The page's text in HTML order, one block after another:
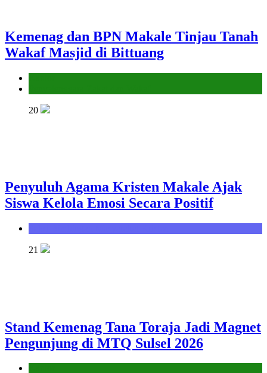
Kemenag dan BPN Makale Tinjau Tanah
Wakaf Masjid di Bittuang
20
Penyuluh Agama Kristen Makale Ajak
Siswa Kelola Emosi Secara Positif
21
Stand Kemenag Tana Toraja Jadi Magnet
Pengunjung di MTQ Sulsel 2026